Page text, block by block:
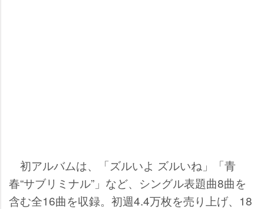
初アルバムは、「ズルいよ ズルいね」「青
春“サブリミナル”」など、シングル表題曲8曲を
含む全16曲を収録。初週4.4万枚を売り上げ、18